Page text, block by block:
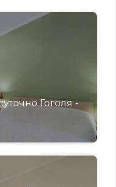
Гоголя -